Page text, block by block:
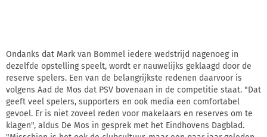
Ondanks dat Mark van Bommel iedere wedstrijd nagenoeg in
dezelfde opstelling speelt, wordt er nauwelijks geklaagd door de
reserve spelers. Een van de belangrijkste redenen daarvoor is
volgens Aad de Mos dat PSV bovenaan in de competitie staat. "Dat
geeft veel spelers, supporters en ook media een comfortabel
gevoel. Er is niet zoveel reden voor makelaars en reserves om te
klagen", aldus De Mos in gesprek met het Eindhovens Dagblad.